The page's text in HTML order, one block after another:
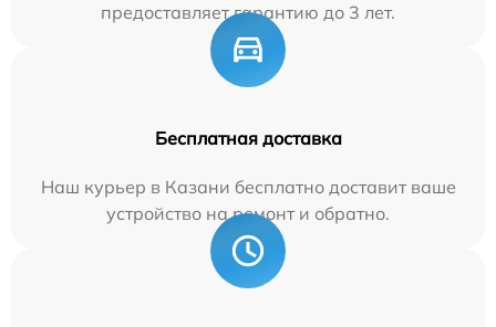
предоставляет гарантию до 3 лет.
Бесплатная доставка
Наш курьер в Казани бесплатно доставит ваше
устройство на ремонт и обратно.